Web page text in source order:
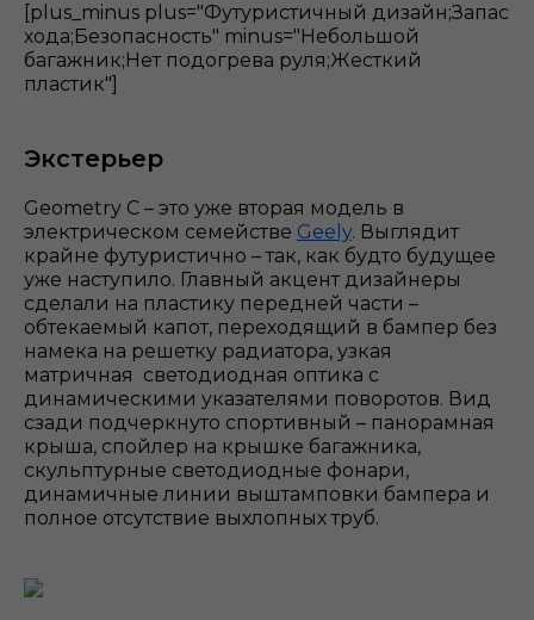
[plus_minus plus="Футуристичный дизайн;Запас
хода;Безопасность" minus="Небольшой
багажник;Нет подогрева руля;Жесткий
пластик"]
Экстерьер
Geometry С – это уже вторая модель в
электрическом семействе Geely. Выглядит
крайне футуристично – так, как будто будущее
уже наступило. Главный акцент дизайнеры
сделали на пластику передней части –
обтекаемый капот, переходящий в бампер без
намека на решетку радиатора, узкая
матричная светодиодная оптика с
динамическими указателями поворотов. Вид
сзади подчеркнуто спортивный – панорамная
крыша, спойлер на крышке багажника,
скульптурные светодиодные фонари,
динамичные линии выштамповки бампера и
полное отсутствие выхлопных труб.